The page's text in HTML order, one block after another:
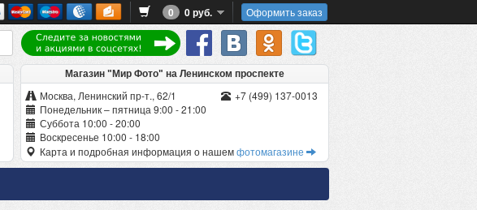
Оформить заказ
0 0 руб.
Магазин "Мир Фото" на Ленинском проспекте
Москва, Ленинский пр-т., 62/1
Понедельник – пятница 9:00 - 21:00
Суббота 10:00 - 20:00
Воскресенье 10:00 - 18:00
+7 (499) 137-0013
Карта и подробная информация о нашемфотомагазине